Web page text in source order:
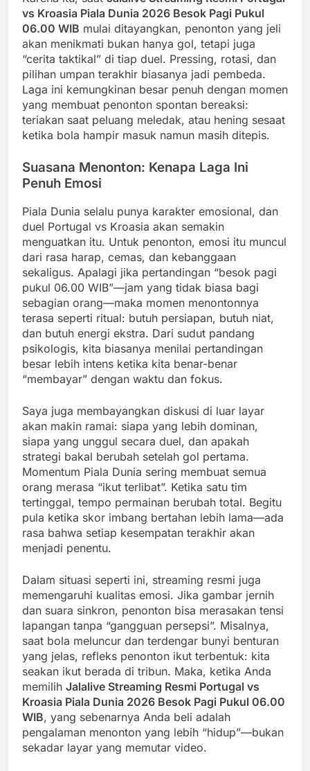
vs Kroasia Piala Dunia 2026 Besok Pagi Pukul
06.00 WIB mulai ditayangkan, penonton yang jeli
akan menikmati bukan hanya gol, tetapi juga
“cerita taktikal” di tiap duel. Pressing, rotasi, dan
pilihan umpan terakhir biasanya jadi pembeda.
Laga ini kemungkinan besar penuh dengan momen
yang membuat penonton spontan bereaksi:
teriakan saat peluang meledak, atau hening sesaat
ketika bola hampir masuk namun masih ditepis.
Suasana Menonton: Kenapa Laga Ini
Penuh Emosi
Piala Dunia selalu punya karakter emosional, dan
duel Portugal vs Kroasia akan semakin
menguatkan itu. Untuk penonton, emosi itu muncul
dari rasa harap, cemas, dan kebanggaan
sekaligus. Apalagi jika pertandingan “besok pagi
pukul 06.00 WIB”—jam yang tidak biasa bagi
sebagian orang—maka momen menontonnya
terasa seperti ritual: butuh persiapan, butuh niat,
dan butuh energi ekstra. Dari sudut pandang
psikologis, kita biasanya menilai pertandingan
besar lebih intens ketika kita benar-benar
“membayar” dengan waktu dan fokus.
Saya juga membayangkan diskusi di luar layar
akan makin ramai: siapa yang lebih dominan,
siapa yang unggul secara duel, dan apakah
strategi bakal berubah setelah gol pertama.
Momentum Piala Dunia sering membuat semua
orang merasa “ikut terlibat”. Ketika satu tim
tertinggal, tempo permainan berubah total. Begitu
pula ketika skor imbang bertahan lebih lama—ada
rasa bahwa setiap kesempatan terakhir akan
menjadi penentu.
Dalam situasi seperti ini, streaming resmi juga
memengaruhi kualitas emosi. Jika gambar jernih
dan suara sinkron, penonton bisa merasakan tensi
lapangan tanpa “gangguan persepsi”. Misalnya,
saat bola meluncur dan terdengar bunyi benturan
yang jelas, refleks penonton ikut terbentuk: kita
seakan ikut berada di tribun. Maka, ketika Anda
memilih Jalalive Streaming Resmi Portugal vs
Kroasia Piala Dunia 2026 Besok Pagi Pukul 06.00
WIB, yang sebenarnya Anda beli adalah
pengalaman menonton yang lebih “hidup”—bukan
sekadar layar yang memutar video.